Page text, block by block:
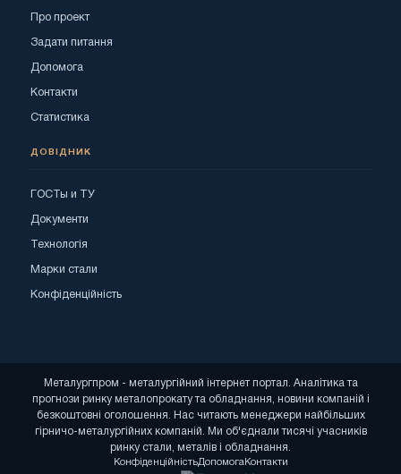
Про проект
Задати питання
Допомога
Контакти
Статистика
ДОВІДНИК
ГОСТы и ТУ
Документи
Технологія
Марки стали
Конфіденційність
Металургпром - металургійний інтернет портал. Аналітика та
прогнози ринку металопрокату та обладнання, новини компаній і
безкоштовні оголошення. Нас читають менеджери найбільших
гірничо-металургійних компаній. Ми об'єднали тисячі учасників
ринку стали, металів і обладнання.
КонфіденційністьДопомога Контакти